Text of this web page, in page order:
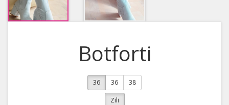
Botforti
36 36 38
Zili